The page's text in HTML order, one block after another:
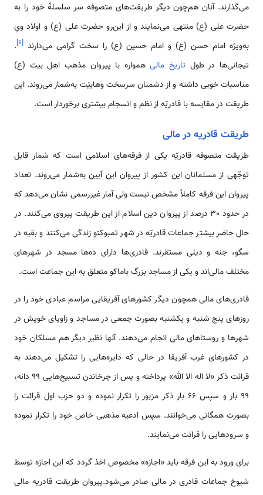
می‌گذارند. آنان هم‌چون دیگر طریقت‌های متصوفه سر سلسلۀ خود را به
حضرت علی (ع) منتهی می‌نمایند و از این‌رو حضرت علی (ع) و اولاد وي
به‌ویژه امام حسن (ع) و امام حسین (ع) را سخت گرامی ‌می‌دارند [۶]
.
تیجانی‌ها در طول تاریخ مالیهمواره با پیروان مذهب اهل بیت (ع)
مناسبات خوبی داشته و از دشمنان سرسخت وهابیّت به‌شمار می‌روند. این
طریقت در مقایسه با قادریّه از نظم و انسجام بیشتری برخوردار است.
طریقت قادریه در مالی
طریقت متصوفه قادریّه یکی از فرقه‌های اسلامی ‌است که شمار قابل
توجّهی از مسلمانان این کشور از پیروان این آیین به‌شمار می‌روند. تعداد
پیروان این فرقه کاملاً مشخص نیست ولی آمار غیررسمی ‌نشان‌ می‌دهد که
در حدود 30 درصد از پیروان دین اسلام از این طریقت پیروی می‌کنند. در
حال حاضر بیشتر جماعات قادریّه در شهر تمبوکتو زندگی می‌کنند و بقیه در
سگو، جنه و دیلی مستقرند. قادری‌ها دارای ده‌ها مسجد در شهرهای
مختلف مالی‌اند و یکی از مساجد بزرگ باماکو متعلق به این جماعت است.
قادری‌های مالی همچون دیگر کشورهای آفریقایی مراسم عبادی خود را در
روزهای پنج شنبه و یکشنبه بصورت جمعی در مساجد و زاویای خویش در
شهرها و روستاهای مالی انجام می‌دهند. آنها نظیر دیگر هم مسلکان خود
در کشورهای غرب آفریقا در حالی که دایره‌هایی را تشکیل می‌دهند به
قرائت ذکر «لا اله الا الله» پرداخته و پس از چرخاندن تسبیح‌هایی 99 دانه،
99 بار و سپس 66 بار ذکر مزبور را تکرار نموده و دو حزب اول قرائت را
بصورت همگانی می‌خوانند. سپس ادعیه مذهبی خاص خود را تکرار نموده
و سرودهایی را قرائت می‌نمایند.
برای ورود به این فرقه باید «اجازه» مخصوص اخذ گردد که این اجازه توسط
شیوخ جماعات قادری در مالی صادر می‌شود.پیروان طریقت قادریه مالی